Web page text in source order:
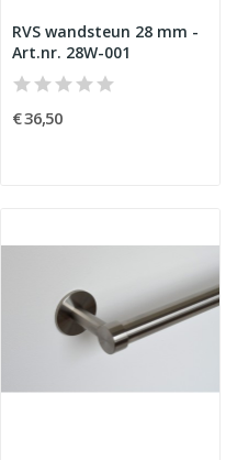
RVS wandsteun 28 mm -
Art.nr. 28W-001
€ 36,50